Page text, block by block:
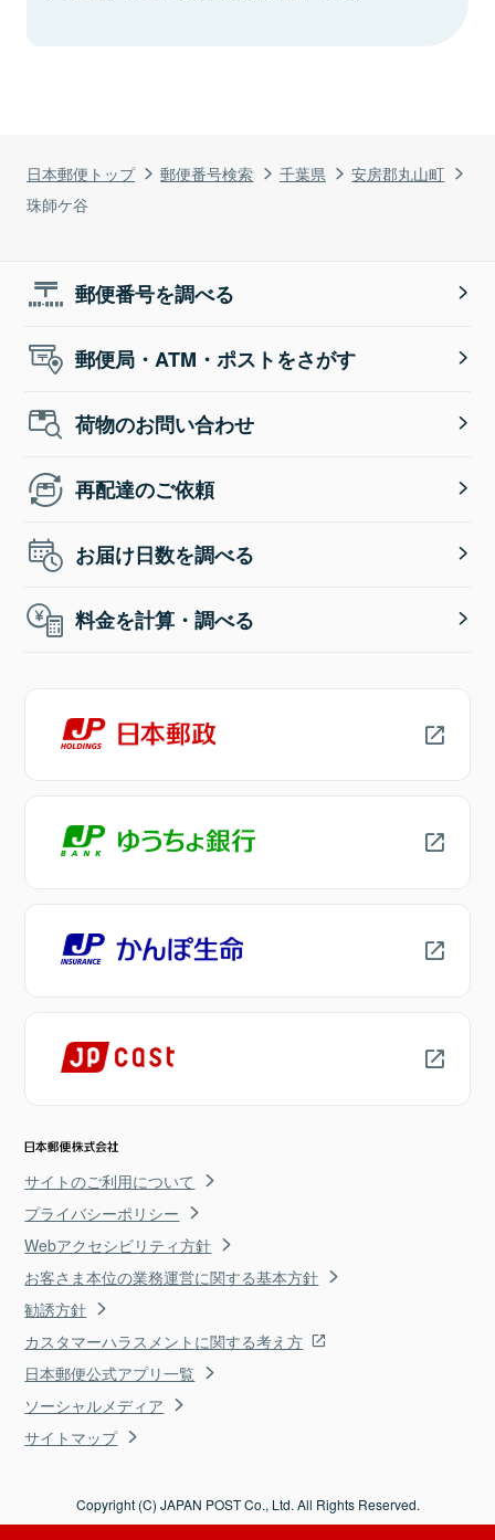
日本郵便トップ 郵便番号検索 千葉県
安房郡丸山町
珠師ケ谷
郵便番号を調べる
郵便局・ATM・ポストをさがす
荷物のお問い合わせ
再配達のご依頼
お届け日数を調べる
料金を計算・調べる
サイトのご利用について
プライバシーポリシー
Webアクセシビリティ方針
お客さま本位の業務運営に関する基本方針
勧誘方針
カスタマーハラスメントに関する考え方
日本郵便公式アプリ一覧
ソーシャルメディア
サイトマップ
Copyright (C) JAPAN POST Co., Ltd. All Rights Reserved.